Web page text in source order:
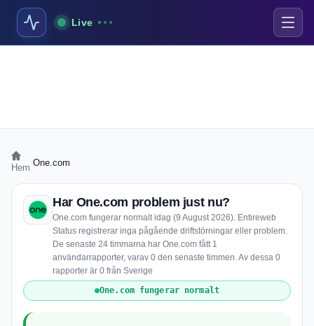
Live
Hem One.com
Har One.com problem just nu?
One.com fungerar normalt idag (9 August 2026). Entireweb
Status registrerar inga pågående driftstörningar eller problem.
De senaste 24 timmarna har One.com fått 1
användarrapporter, varav 0 den senaste timmen. Av dessa 0
rapporter är 0 från Sverige
One.com fungerar normalt